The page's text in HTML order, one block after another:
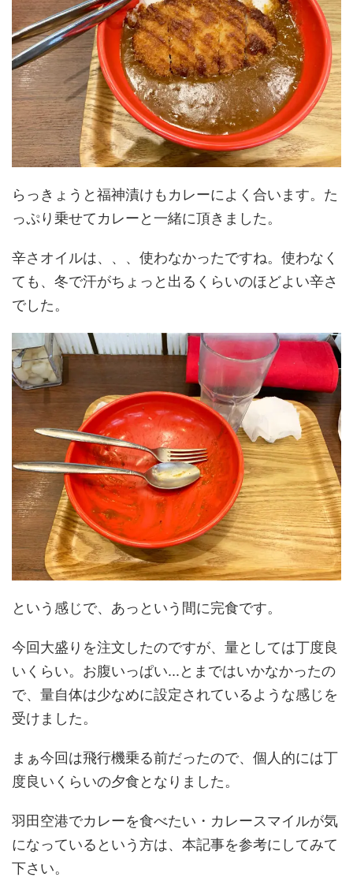
らっきょうと福神漬けもカレーによく合います。た
っぷり乗せてカレーと一緒に頂きました。
辛さオイルは、、、使わなかったですね。使わなく
ても、冬で汗がちょっと出るくらいのほどよい辛さ
でした。
という感じで、あっという間に完食です。
今回大盛りを注文したのですが、量としては丁度良
いくらい。お腹いっぱい...とまではいかなかったの
で、量自体は少なめに設定されているような感じを
受けました。
まぁ今回は飛行機乗る前だったので、個人的には丁
度良いくらいの夕食となりました。
羽田空港でカレーを食べたい・カレースマイルが気
になっているという方は、本記事を参考にしてみて
下さい。